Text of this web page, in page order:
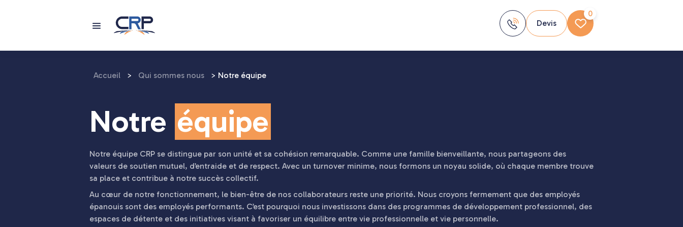
Devis
0
Accueil > Qui sommes nous > Notre équipe
Notre équipe
Notre équipe CRP se distingue par son unité et sa cohésion remarquable. Comme une famille bienveillante, nous partageons des
valeurs de soutien mutuel, d’entraide et de respect. Avec un turnover minime, nous formons un noyau solide, où chaque membre trouve
sa place et contribue à notre succès collectif.
Au cœur de notre fonctionnement, le bien-être de nos collaborateurs reste une priorité. Nous croyons fermement que des employés
épanouis sont des employés performants. C’est pourquoi nous investissons dans des programmes de développement professionnel, des
espaces de détente et des initiatives visant à favoriser un équilibre entre vie professionnelle et vie personnelle.